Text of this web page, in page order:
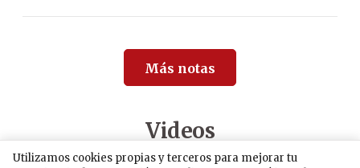
Más notas
Videos
Utilizamos cookies propias y terceros para mejorar tu